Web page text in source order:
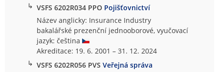
↳ VSFS 6202R034 PPO Pojišťovnictví
Název anglicky: Insurance Industry
bakalářské prezenční jednooborové, vyučovací
jazyk: čeština
Akreditace: 19. 6. 2001 – 31. 12. 2024
↳ VSFS 6202R056 PVSVeřejná správa